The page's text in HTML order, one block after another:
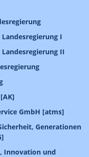
I
II
GmbH [atms]
Generationen
Innovation und